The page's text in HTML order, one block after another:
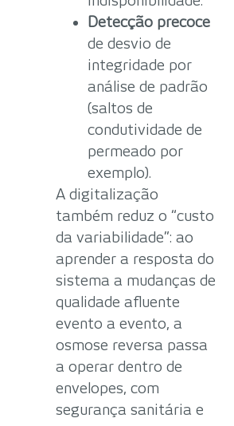
Detecção precoce
de desvio de
integridade por
análise de padrão
(saltos de
condutividade de
permeado por
exemplo).
A digitalização
também reduz o “custo
da variabilidade”: ao
aprender a resposta do
sistema a mudanças de
qualidade afluente
evento a evento, a
osmose reversa passa
a operar dentro de
envelopes, com
segurança sanitária e